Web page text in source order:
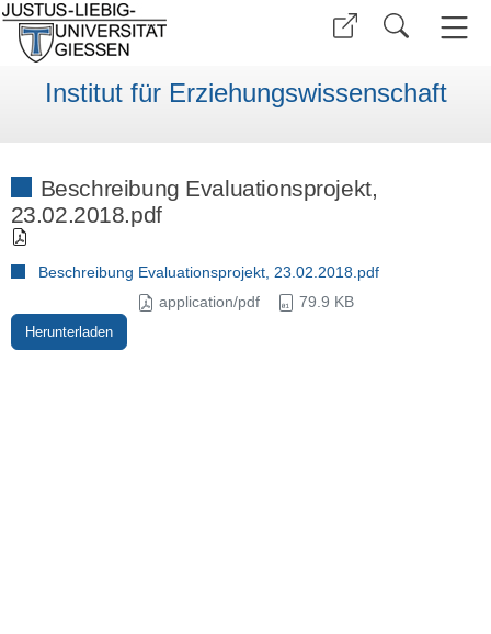
Institut für Erziehungswissenschaft
Beschreibung Evaluationsprojekt,
23.02.2018.pdf
Beschreibung Evaluationsprojekt, 23.02.2018.pdf
application/pdf
79.9 KB
Herunterladen